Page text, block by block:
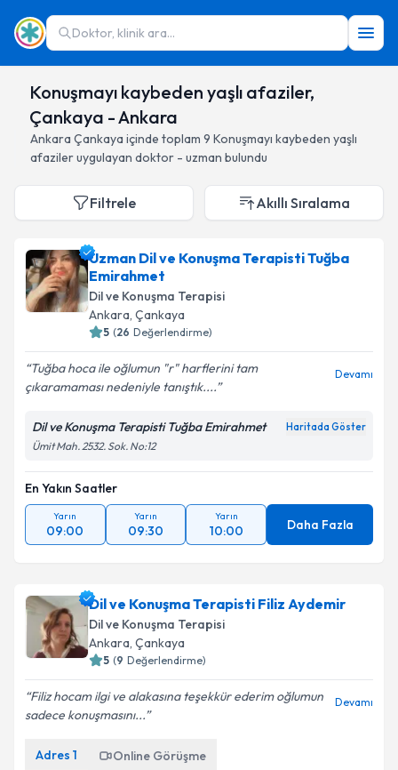
Doktor, klinik ara...
Konuşmayı kaybeden yaşlı afaziler,
Çankaya - Ankara
Ankara Çankaya içinde toplam 9 Konuşmayı kaybeden yaşlı
afazileruygulayan doktor - uzman bulundu
Filtrele Akıllı Sıralama
Uzman Dil ve Konuşma Terapisti Tuğba
Emirahmet
Dil ve Konuşma Terapisi
Ankara, Çankaya
5 (26 Değerlendirme)
Tuğba hoca ile oğlumun "r" harflerini tam
çıkaramaması nedeniyle tanıştık....
Devamı
Dil ve Konuşma Terapisti Tuğba Emirahmet Haritada Göster
Ümit Mah. 2532. Sok. No:12
En Yakın Saatler
Yarın
09:00
Yarın
09:30
Yarın
10:00 Daha Fazla
Dil ve Konuşma Terapisti Filiz Aydemir
Dil ve Konuşma Terapisi
Ankara, Çankaya
5 (9 Değerlendirme)
Filiz hocam ilgi ve alakasına teşekkür ederim oğlumun
sadece konuşmasını...
Devamı
Adres 1 Online Görüşme